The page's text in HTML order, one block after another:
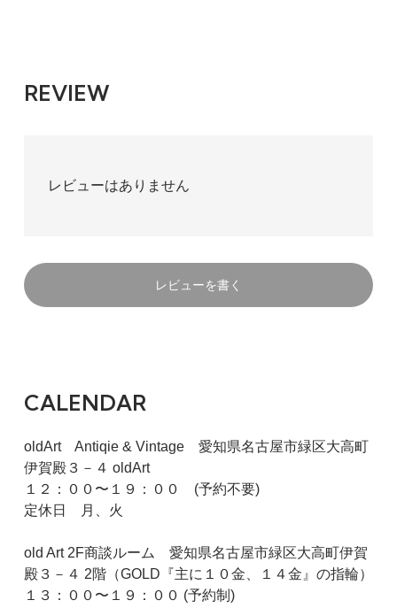
REVIEW
レビューはありません
レビューを書く
CALENDAR
oldArt Antiqie & Vintage 愛知県名古屋市緑区大高町
伊賀殿３－４ oldArt
１２：００〜１９：００ (予約不要)
定休日 月、火
old Art 2F商談ルーム 愛知県名古屋市緑区大高町伊賀
殿３－４ 2階（GOLD『主に１０金、１４金』の指輪）
１３：００〜１９：００ (予約制)